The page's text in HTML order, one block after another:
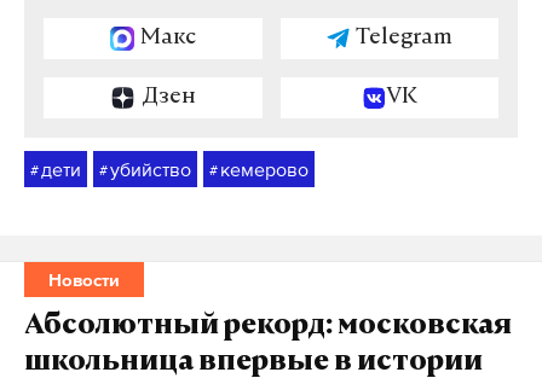
Макс Telegram
Дзен VK
# дети #убийство # кемерово
Новости
Абсолютный рекорд: московская
школьница впервые в истории